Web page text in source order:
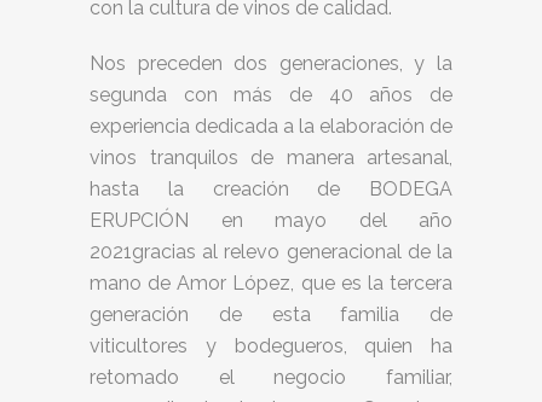
con la cultura de vinos de calidad.
Nos preceden dos generaciones, y la
segunda con más de 40 años de
experiencia dedicada a la elaboración de
vinos tranquilos de manera artesanal,
hasta la creación de BODEGA
ERUPCIÓN en mayo del año
2021gracias al relevo generacional de la
mano de Amor López, que es la tercera
generación de esta familia de
viticultores y bodegueros, quien ha
retomado el negocio familiar,